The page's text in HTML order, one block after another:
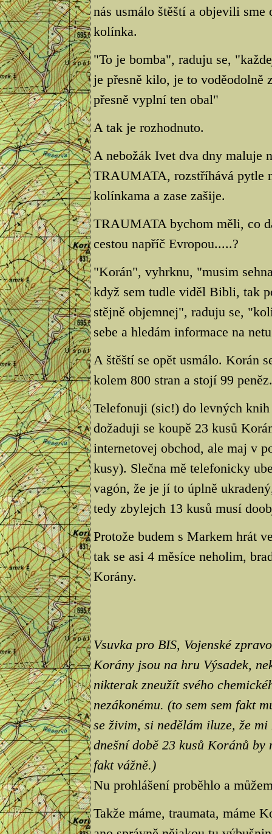
nás usmálo štěští a objevili
kolínka.
"To je bomba", raduju se,
je přesně kilo, je to voděodolně
přesně vyplní ten obal"
A tak je rozhodnuto.
A nebožák Ivet dva dny maluje
TRAUMATA, rozstříhává pytle
kolínkama a zase zašije.
TRAUMATA bychom měli, co
cestou napříč Evropou.....?
"Korán", vyhrknu, "musim
když sem tudle viděl Bibli, tak
stějně objemnej", raduju se,
sebe a hledám informace na
A štěští se opět usmálo. Korán
kolem 800 stran a stojí 99 peněz.
Telefonuji (sic!) do levných
dožaduji se koupě 23 kusů
internetovej obchod, ale maj v
kusy). Slečna mě telefonicky
vagón, že je jí to úplně
tedy zbylejch 13 kusů musí
Protože budem s Markem hrát
tak se asi 4 měsíce neholim,
Korány.
Vsuvka pro BIS, Vojenské
Korány jsou na hru Výsadek,
nikterak zneužít svého
nezákonému. (to sem sem fakt
se živim, si nedělám iluze, že
dnešní době 23 kusů Koránů
fakt vážně.)
Nu prohlášení proběhlo a
Takže máme, traumata, máme